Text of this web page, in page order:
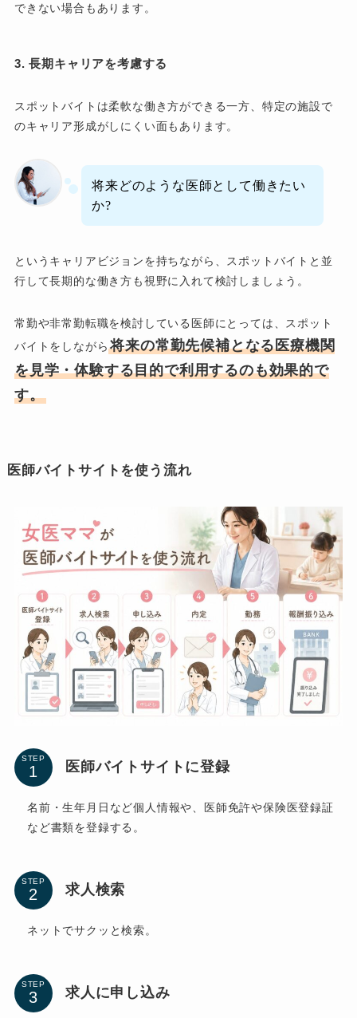
できない場合もあります。
3. 長期キャリアを考慮する
スポットバイトは柔軟な働き方ができる一方、特定の施設で
のキャリア形成がしにくい面もあります。
将来どのような医師として働きたい
か?
というキャリアビジョンを持ちながら、スポットバイトと並
行して長期的な働き方も視野に入れて検討しましょう。
常勤や非常勤転職を検討している医師にとっては、スポット
バイトをしながら将来の常勤先候補となる医療機関
を見学・体験する目的で利用するのも効果的で
す。
医師バイトサイトを使う流れ
STEP
医師バイトサイトに登録
名前・生年月日など個人情報や、医師免許や保険医登録証
など書類を登録する。
STEP
求人検索
ネットでサクッと検索。
STEP
求人に申し込み